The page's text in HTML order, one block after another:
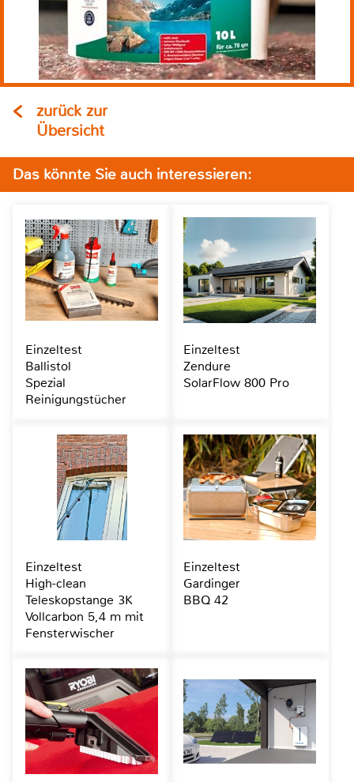
zurück zur
Übersicht
Das könnte Sie auch interessieren:
Einzeltest
Ballistol
Spezial
Reinigungstücher
Einzeltest
Zendure
SolarFlow 800 Pro
Einzeltest
High-clean
Teleskopstange 3K
Vollcarbon 5,4 m mit
Fensterwischer
Einzeltest
Gardinger
BBQ 42